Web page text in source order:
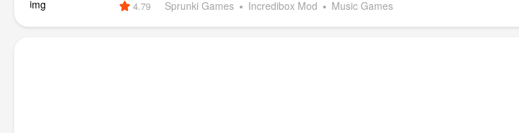
4.79 Sprunki Games Incredibox Mod Music Games